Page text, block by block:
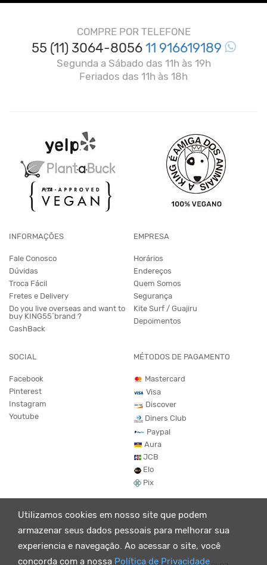
Utilizamos cookies em nosso site que podem
armazenar seus dados pessoais para melhorar sua
experiencia e navegação. Ao acessar o site, você
concorda com a nossa Política de Privacidade
COMPRE POR TELEFONE
55 (11) 3064-805611 916619189
Segunda a Sábado das 11h às 19h
Feriados das 11h às 18h
INFORMAÇÕES
Fale Conosco
Dúvidas
Troca Fácil
Fretes e Delivery
Do you live overseas and want to
buy KING55´brand ?
CashBack
EMPRESA
Horários
Endereços
Quem Somos
Segurança
Kite Surf / Guajiru
Depoimentos
SOCIAL
Facebook
Pinterest
Instagram
Youtube
MÉTODOS DE PAGAMENTO
Mastercard
Visa
Discover
Diners Club
Paypal
Aura
JCB
Elo
Pix